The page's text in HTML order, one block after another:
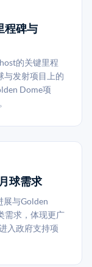
程碑与
的关键里程
与发射项目上的
Dome项
球需求
展与Golden
需求，体现更广
入政府支持项